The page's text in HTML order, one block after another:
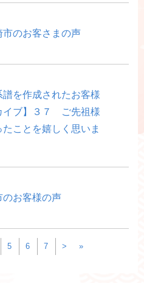
のお客さまの声
を作成されたお客様
ブ】３７ ご先祖様
ことを嬉しく思いま
お客様の声
5 6 7 > »